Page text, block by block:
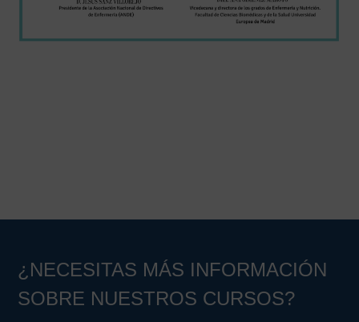
¿NECESITAS MÁS INFORMACIÓN
SOBRE NUESTROS CURSOS?